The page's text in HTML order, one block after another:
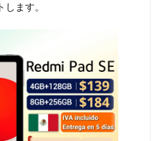
ます。